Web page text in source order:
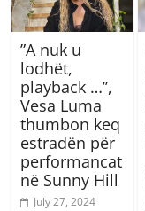
”A nuk u
lodhët,
playback …’’,
Vesa Luma
thumbon keq
estradën për
performancat
në Sunny Hill
July 27, 2024